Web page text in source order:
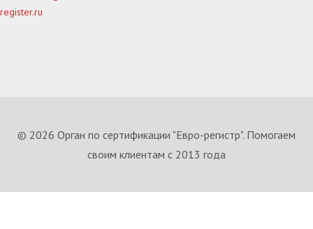
register.ru
© 2026 Орган по сертификации "Евро-регистр". Помогаем
своим клиентам с 2013 года